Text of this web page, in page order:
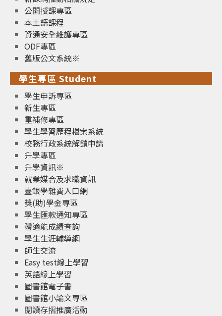
公開授課專區
本土語課程
資通安全維護專區
ODF專區
舊版公文系統※
學生專區 Student
學生申訴專區
新生專區
重補修專區
學生學習歷程檔案系統
校務行政系統解鎖申請
升學專區
升學資訊※
就業媒合及求職資訊
臺銀學雜費入口網
獎(助)學金專區
學生匯款通知專區
體適能成績查詢
學生生涯輔導網
師生交流
Easy test線上學習
英語線上學習
圖書館電子書
圖書館小論文專區
閱讀存摺推廣活動